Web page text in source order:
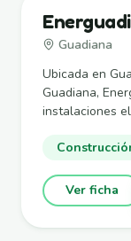
Guadiana
Ubicada en
Guadiana,
instalaciones
Ver ficha